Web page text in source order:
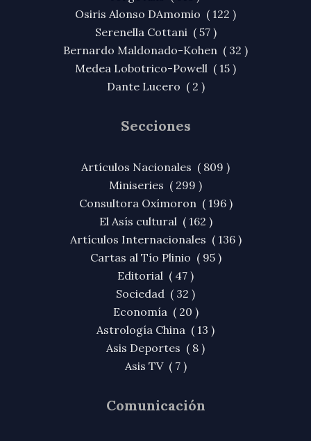
Osiris Alonso DAmomio ( 122 )
Serenella Cottani ( 57 )
Bernardo Maldonado-Kohen ( 32 )
Medea Lobotrico-Powell ( 15 )
Dante Lucero ( 2 )
Secciones
Artículos Nacionales ( 809 )
Miniseries ( 299 )
Consultora Oxímoron ( 196 )
El Asís cultural ( 162 )
Artículos Internacionales ( 136 )
Cartas al Tío Plinio ( 95 )
Editorial ( 47 )
Sociedad ( 32 )
Economía ( 20 )
Astrología China ( 13 )
Asis Deportes ( 8 )
Asis TV ( 7 )
Comunicación